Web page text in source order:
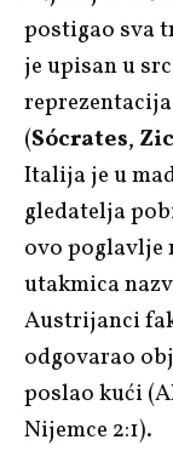
postigao sva
je upisan u
(Sócrates,
Italija je u
gledatelja
ovo poglavlje
utakmica
Austrijanci
odgovarao
poslao kući
Nijemce 2:1).